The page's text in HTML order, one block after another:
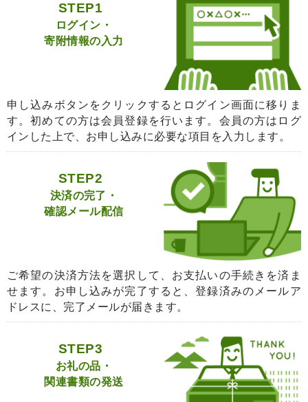
STEP1
ログイン・
寄附情報の入力
申し込みボタンをクリックするとログイン画面に移りま
す。初めての方は会員登録を行います。会員の方はログ
インした上で、お申し込みに必要な項目を入力します。
STEP2
決済の完了・
確認メール配信
ご希望の決済方法を選択して、お支払いの手続きを済ま
せます。お申し込みが完了すると、登録済みのメールア
ドレスに、完了メールが届きます。
STEP3
お礼の品・
関連書類の発送